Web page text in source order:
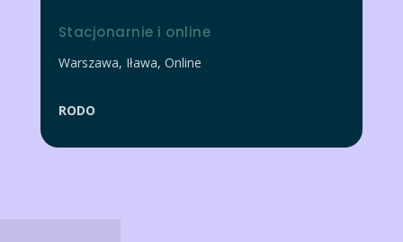
Stacjonarnie i online
Warszawa, Iława, Online
RODO